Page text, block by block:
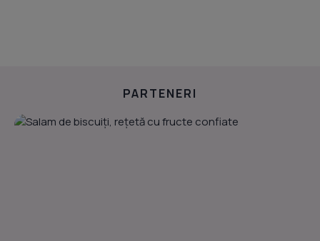
PARTENERI